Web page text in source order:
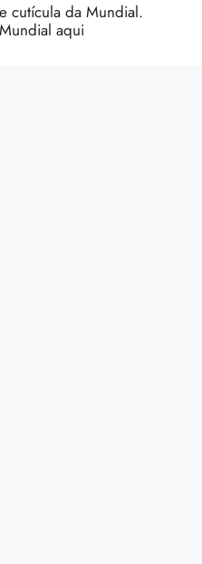
cutícula da Mundial.
aqui